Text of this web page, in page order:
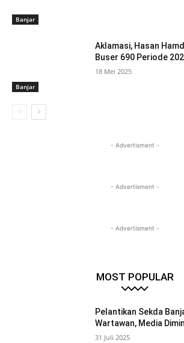
Banjar
Banjar
Aklamasi, Hasan
Buser 690 Periode
18 Mei 2025
- Advertisment -
- Advertisment -
- Advertisment -
MOST POPULAR
Pelantikan Sekda
Wartawan, Media
31 Juli 2025